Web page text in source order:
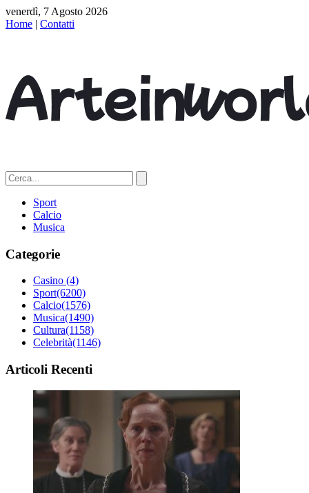
venerdì, 7 Agosto 2026
Home | Contatti
Sport
Calcio
Musica
Categorie
Casino (4)
Sport(6200)
Calcio(1576)
Musica(1490)
Cultura(1158)
Celebrità(1146)
Articoli Recenti